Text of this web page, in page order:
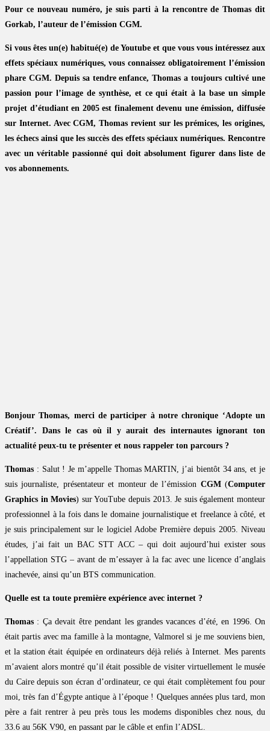
Pour ce nouveau numéro, je suis parti à la rencontre de Thomas dit
Gorkab, l’auteur de l’émission CGM.
Si vous êtes un(e) habitué(e) de Youtube et que vous vous intéressez aux
effets spéciaux numériques, vous connaissez obligatoirement l’émission
phare CGM. Depuis sa tendre enfance, Thomas a toujours cultivé une
passion pour l’image de synthèse, et ce qui était à la base un simple
projet d’étudiant en 2005 est finalement devenu une émission, diffusée
sur Internet. Avec CGM, Thomas revient sur les prémices, les origines,
les échecs ainsi que les succès des effets spéciaux numériques. Rencontre
avec un véritable passionné qui doit absolument figurer dans liste de
vos abonnements.
Bonjour Thomas, merci de participer à notre chronique ‘Adopte un
Créatif’. Dans le cas où il y aurait des internautes ignorant ton
actualité peux-tu te présenter et nous rappeler ton parcours ?
Thomas : Salut ! Je m’appelle Thomas MARTIN, j’ai bientôt 34 ans, et je
suis journaliste, présentateur et monteur de l’émission CGM(Computer
Graphics in Movies) sur YouTube depuis 2013. Je suis également monteur
professionnel à la fois dans le domaine journalistique et freelance à côté, et
je suis principalement sur le logiciel Adobe Première depuis 2005. Niveau
études, j’ai fait un BAC STT ACC – qui doit aujourd’hui exister sous
l’appellation STG – avant de m’essayer à la fac avec une licence d’anglais
inachevée, ainsi qu’un BTS communication.
Quelle est ta toute première expérience avec internet ?
Thomas : Ça devait être pendant les grandes vacances d’été, en 1996. On
était partis avec ma famille à la montagne, Valmorel si je me souviens bien,
et la station était équipée en ordinateurs déjà reliés à Internet. Mes parents
m’avaient alors montré qu’il était possible de visiter virtuellement le musée
du Caire depuis son écran d’ordinateur, ce qui était complètement fou pour
moi, très fan d’Égypte antique à l’époque ! Quelques années plus tard, mon
père a fait rentrer à peu près tous les modems disponibles chez nous, du
33.6 au 56K V90, en passant par le câble et enfin l’ADSL.